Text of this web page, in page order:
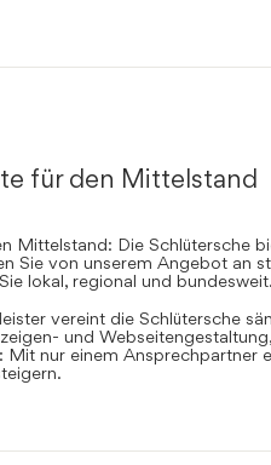
für den Mittelstand
Mittelstand: Die Schlütersche
Sie von unserem Angebot an
lokal, regional und bundesweit.
vereint die Schlütersche
und
nur einem Ansprechpartner